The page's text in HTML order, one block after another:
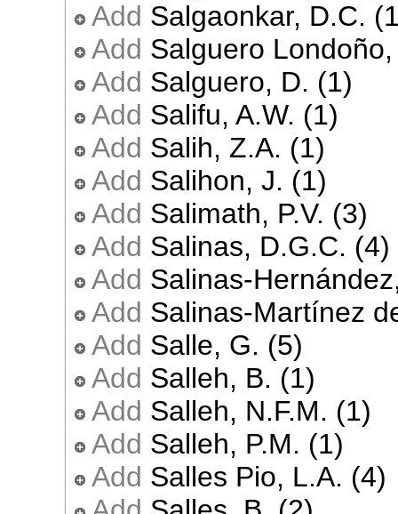
Add Salgaonkar, D.C.
Add Salguero
Add Salguero, D. (1)
Add Salifu, A.W. (1)
Add Salih, Z.A. (1)
Add Salihon, J. (1)
Add Salimath, P.V. (3)
Add Salinas, D.G.C. (4)
Add Salinas-
Add Salinas-Martínez
Add Salle, G. (5)
Add Salleh, B. (1)
Add Salleh, N.F.M. (1)
Add Salleh, P.M. (1)
Add Salles Pio, L.A. (4)